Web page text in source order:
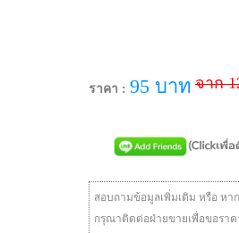
ราคา : 95 บาท จาก
สอบถามข้อมูลเพิ่มเติม หรือ หา
กรุณาติดต่อฝ่ายขายเพื่อขอราค